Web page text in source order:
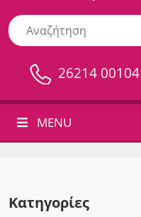
26214 00104
MENU
Κατηγορίες